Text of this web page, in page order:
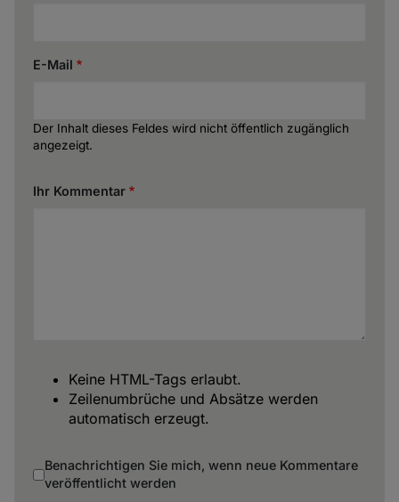
E-Mail
Der Inhalt dieses Feldes wird nicht öffentlich zugänglich
angezeigt.
Ihr Kommentar
Keine HTML-Tags erlaubt.
Zeilenumbrüche und Absätze werden
automatisch erzeugt.
Benachrichtigen Sie mich, wenn neue Kommentare
veröffentlicht werden